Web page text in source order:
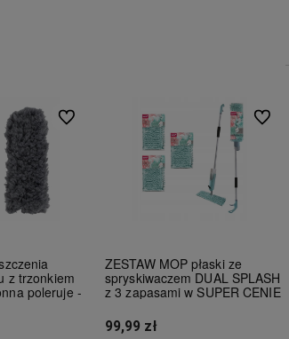
z trzonkiem
poleruje -
Do ulubionych
ZESTAW MOP płaski ze
spryskiwaczem DUAL SPLASH
z 3 zapasami w SUPER CENIE
99,99 zł
Do